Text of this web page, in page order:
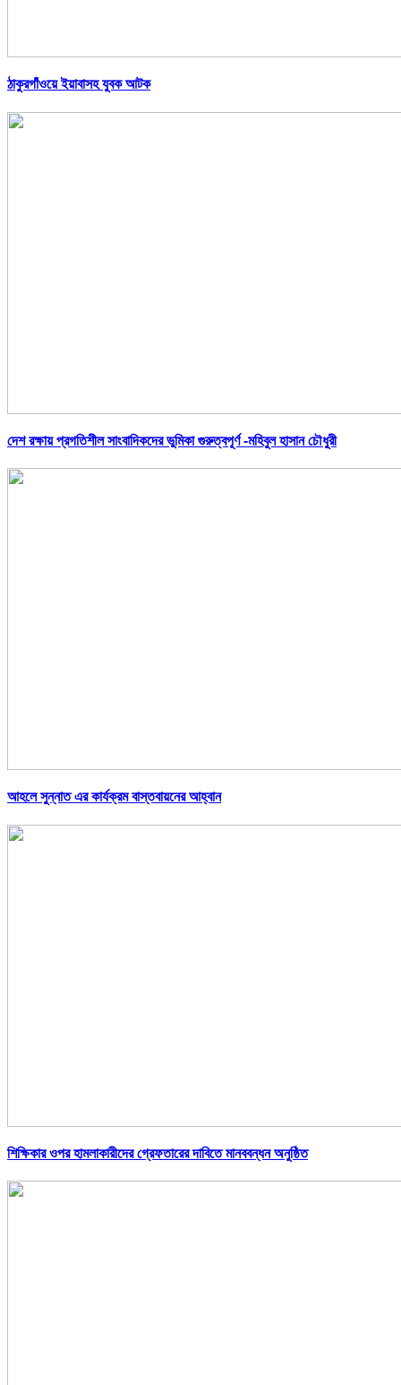
ঠাকুরগাঁওয়ে ইয়াবাসহ যুবক আটক
দেশ রক্ষায় প্রগতিশীল সাংবাদিকদের ভুমিকা গুরুত্বপূর্ণ -মহিবুল হাসান চৌধুরী
আহলে সুন্নাত এর কার্যক্রম বাস্তবায়নের আহ্বান
শিক্ষিকার ওপর হামলাকারীদের গ্রেফতারের দাবিতে মানববন্ধন অনুষ্ঠিত